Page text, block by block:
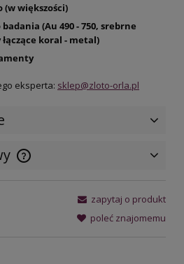
(w większości)
(Au 490 - 750, srebrne
koral - metal)
eksperta: sklep@zloto-orla.pl
zapytaj o produkt
poleć znajomemu